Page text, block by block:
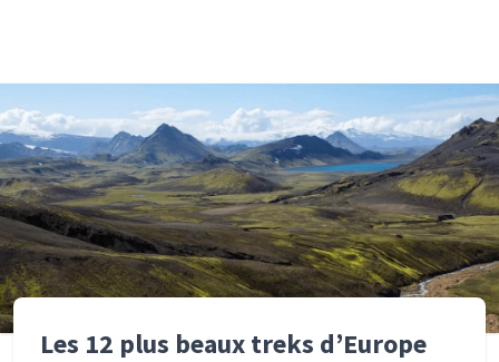
Les 12 plus beaux treks d’Europe